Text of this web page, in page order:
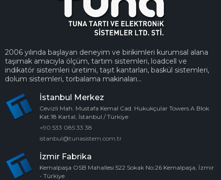
2006 yılında başlayan deneyim ve birikimleri kurumsal alana
taşımak amacıyla ölçüm, tartım sistemleri, loadcell ve
indikatör sistemleri üretimi, taşıt kantarları, baskül sistemleri,
dolum sistemleri, torbalama makinaları...
İstanbul Merkez
Cevizli Mah. Mustafa Kemal Cad. Hukukçular Towers A Blok
Kat:18 Kartal, İstanbul / Türkiye
+90 533 085 33 38
istanbul@tunasistem.com.tr
İzmir Fabrika
Kemalpaşa OSB Mahallesi 522 Sokak No:26 Kemalpaşa, İzmir
- Türkiye